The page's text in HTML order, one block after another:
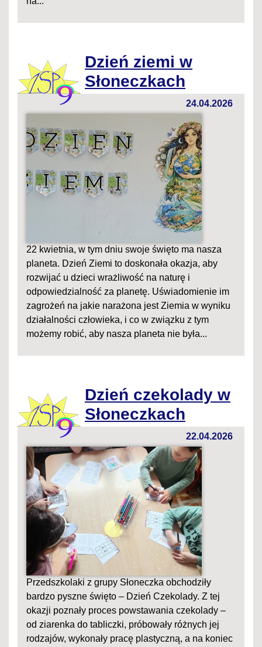
Dzień ziemi w
Słoneczkach
24.04.2026
22 kwietnia, w tym dniu swoje święto ma nasza
planeta. Dzień Ziemi to doskonała okazja, aby
rozwijać u dzieci wrażliwość na naturę i
odpowiedzialność za planetę. Uświadomienie im
zagrożeń na jakie narażona jest Ziemia w wyniku
działalności człowieka, i co w związku z tym
możemy robić, aby nasza planeta nie była...
Dzień czekolady w
Słoneczkach
22.04.2026
Przedszkolaki z grupy Słoneczka obchodziły
bardzo pyszne święto – Dzień Czekolady. Z tej
okazji poznały proces powstawania czekolady –
od ziarenka do tabliczki, próbowały różnych jej
rodzajów, wykonały pracę plastyczną, a na koniec